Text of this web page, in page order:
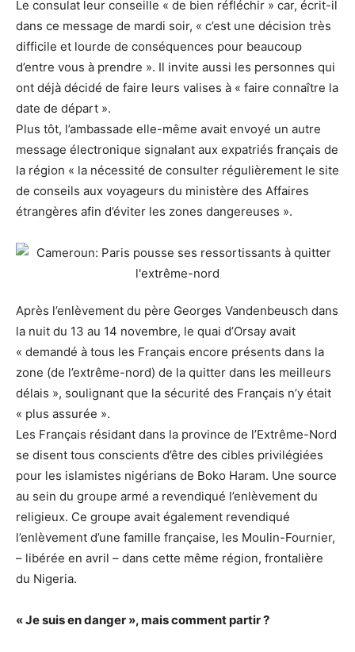
Le consulat leur conseille « de bien réfléchir » car, écrit-il
dans ce message de mardi soir, « c’est une décision très
difficile et lourde de conséquences pour beaucoup
d’entre vous à prendre ». Il invite aussi les personnes qui
ont déjà décidé de faire leurs valises à « faire connaître la
date de départ ».
Plus tôt, l’ambassade elle-même avait envoyé un autre
message électronique signalant aux expatriés français de
la région « la nécessité de consulter régulièrement le site
de conseils aux voyageurs du ministère des Affaires
étrangères afin d’éviter les zones dangereuses ».
Après l’enlèvement du père Georges Vandenbeusch dans
la nuit du 13 au 14 novembre, le quai d’Orsay avait
« demandé à tous les Français encore présents dans la
zone (de l’extrême-nord) de la quitter dans les meilleurs
délais », soulignant que la sécurité des Français n’y était
« plus assurée ».
Les Français résidant dans la province de l’Extrême-Nord
se disent tous conscients d’être des cibles privilégiées
pour les islamistes nigérians de Boko Haram. Une source
au sein du groupe armé a revendiqué l’enlèvement du
religieux. Ce groupe avait également revendiqué
l’enlèvement d’une famille française, les Moulin-Fournier,
– libérée en avril – dans cette même région, frontalière
du Nigeria.
« Je suis en danger », mais comment partir ?